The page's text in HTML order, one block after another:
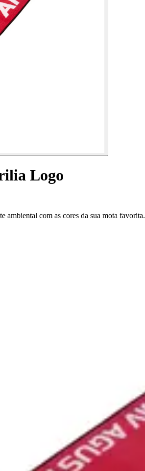
Logo
ambiental com as cores da sua mota favorita.